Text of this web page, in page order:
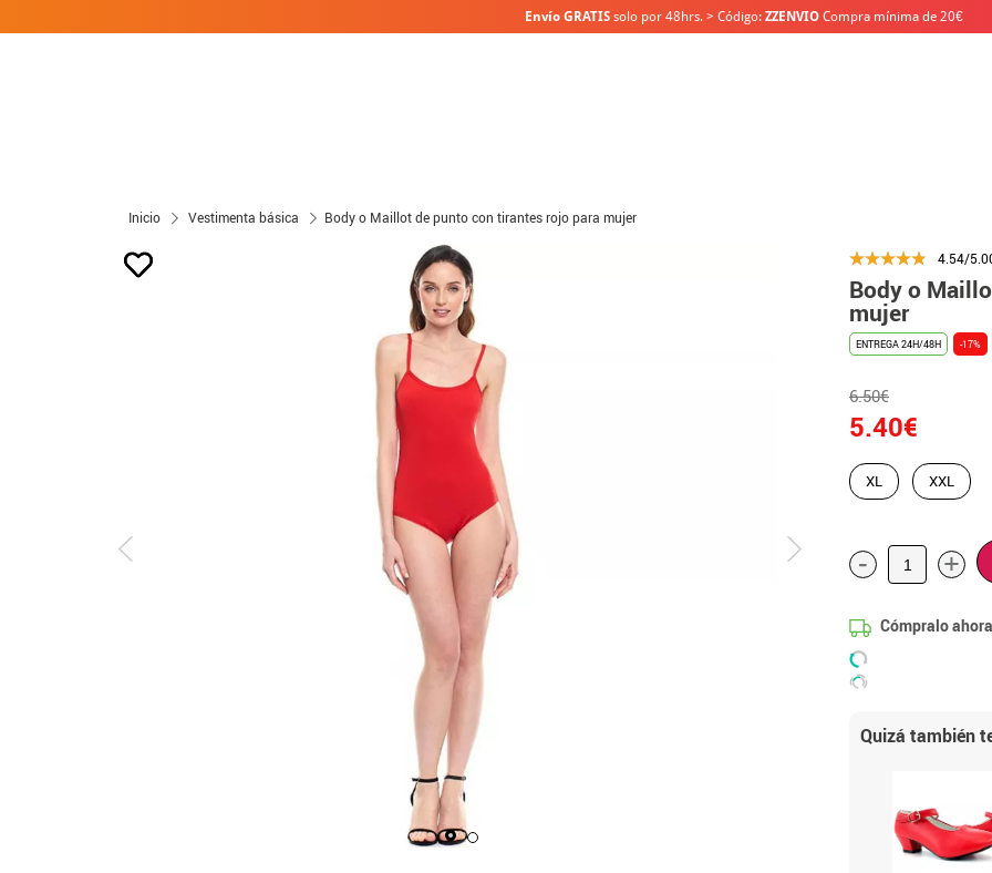
Envío GRATIS solo por 48hrs. > Código: ZZENVIO Compra mínima de 20€
Inicio Vestimenta básica Body o Maillot de punto con tirantes rojo para mujer
4.54/
Body o
mujer
ENTREGA 24H/48H -17%
6.50€
5.40€
XL XXL
- +
Cómpralo
Quizá también